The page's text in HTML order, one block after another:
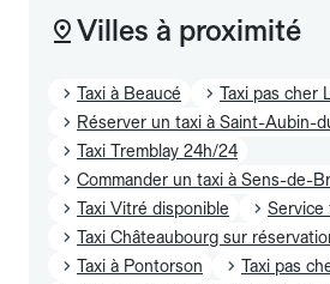
Villes à proximité
Taxi à Beaucé
Taxi pas cher
Réserver un taxi à Saint-Aubin-
Taxi Tremblay 24h/24
Commander un taxi à Sens-de-
Taxi Vitré disponible
Service
Taxi Châteaubourg sur
Taxi à Pontorson
Taxi pas